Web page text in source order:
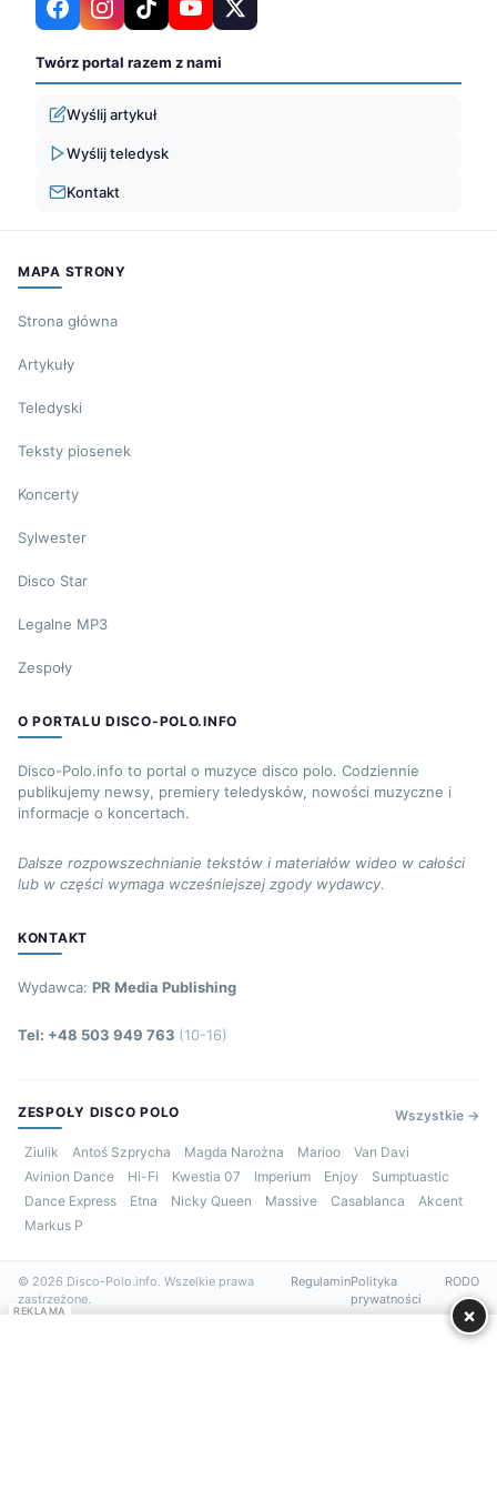
Twórz portal razem z nami
Wyślij artykuł
Wyślij teledysk
Kontakt
MAPA STRONY
Strona główna
Artykuły
Teledyski
Teksty piosenek
Koncerty
Sylwester
Disco Star
Legalne MP3
Zespoły
O PORTALU DISCO-POLO.INFO
Disco-Polo.info to portal o muzyce disco polo. Codziennie
publikujemy newsy, premiery teledysków, nowości muzyczne i
informacje o koncertach.
Dalsze rozpowszechnianie tekstów i materiałów wideo w całości
lub w części wymaga wcześniejszej zgody wydawcy.
KONTAKT
Wydawca: PR Media Publishing
Tel: +48 503 949 763 (10-16)
ZESPOŁY DISCO POLO Wszystkie →
Ziulik Antoś Szprycha Magda Narożna Marioo
Van Davi
Avinion Dance
Hi-Fi Kwestia 07 Imperium Enjoy
Sumptuastic
Dance Express
Etna Nicky Queen Massive Casablanca
Akcent
Markus P
© 2026 Disco-Polo.info. Wszelkie prawa
zastrzeżone.
RegulaminPolityka
prywatności
RODO
REKLAMA ×